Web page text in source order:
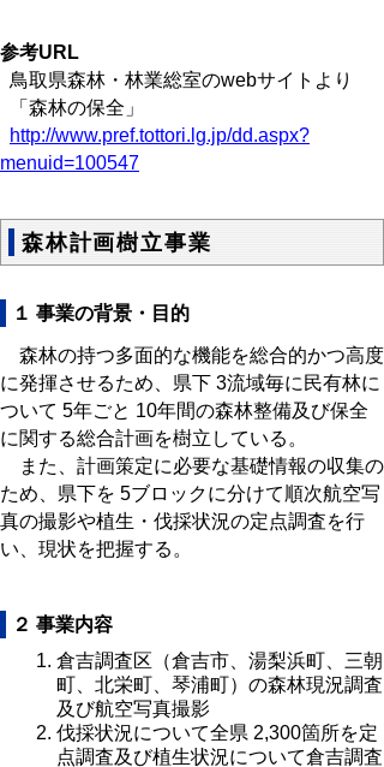
参考URL
鳥取県森林・林業総室のwebサイトより
「森林の保全」
http://www.pref.tottori.lg.jp/dd.aspx?
menuid=100547
森林計画樹立事業
１ 事業の背景・目的
森林の持つ多面的な機能を総合的かつ高度
に発揮させるため、県下 3流域毎に民有林に
ついて 5年ごと 10年間の森林整備及び保全
に関する総合計画を樹立している。
また、計画策定に必要な基礎情報の収集の
ため、県下を 5ブロックに分けて順次航空写
真の撮影や植生・伐採状況の定点調査を行
い、現状を把握する。
２ 事業内容
倉吉調査区（倉吉市、湯梨浜町、三朝
町、北栄町、琴浦町）の森林現況調査
及び航空写真撮影
伐採状況について全県 2,300箇所を定
点調査及び植生状況について倉吉調査